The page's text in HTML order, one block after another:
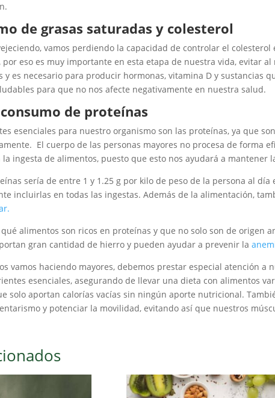
de grasas saturadas y colesterol
vamos perdiendo la capacidad de controlar el
por eso es muy importante en esta etapa de nuestra vida, evitar
y es necesario para producir hormonas, vitamina D y sustancias
para que no nos afecte negativamente en nuestra salud.
de proteínas
esenciales para nuestro organismo son las proteínas, ya que
El cuerpo de las personas mayores no procesa de forma
ingesta de alimentos, puesto que esto nos ayudará a mantener
sería de entre 1 y 1.25 g por kilo de peso de la persona al
incluirlas en todas las ingestas. Además de la alimentación,
alimentos son ricos en proteínas y que no solo son de origen
gran cantidad de hierro y pueden ayudar a prevenir la
vamos haciendo mayores, debemos prestar especial atención
esenciales, asegurando de llevar una dieta con alimentos
solo aportan calorías vacías sin ningún aporte nutricional.
y potenciar la movilidad, evitando así que nuestros